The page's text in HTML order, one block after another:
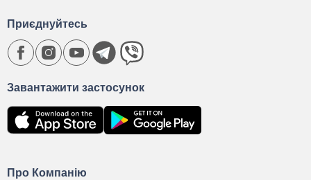
Про Компанію
Завантажити застосунок
Приєднуйтесь